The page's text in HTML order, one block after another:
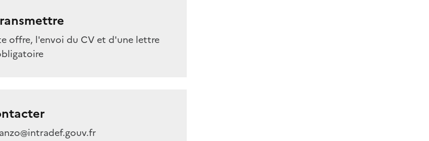
offre, l'envoi du CV et d'une lettre